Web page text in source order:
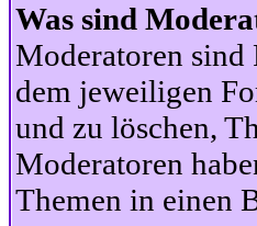
Was sind
Moderatoren sind
dem jeweiligen
und zu löschen,
Moderatoren
Themen in einen